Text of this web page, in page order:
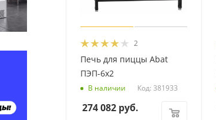
2
Печь для пиццы Abat
ПЭП-6х2
В наличии Код: 381933
274 082 руб.